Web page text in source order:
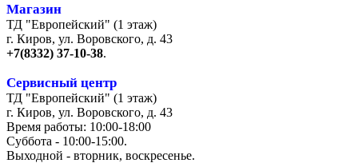
Магазин
ТД "Европейский" (1 этаж)
г. Киров, ул. Воровского, д. 43
+7(8332) 37-10-38.
Сервисный центр
ТД "Европейский" (1 этаж)
г. Киров, ул. Воровского, д. 43
Время работы: 10:00-18:00
Суббота - 10:00-15:00.
Выходной - вторник, воскресенье.